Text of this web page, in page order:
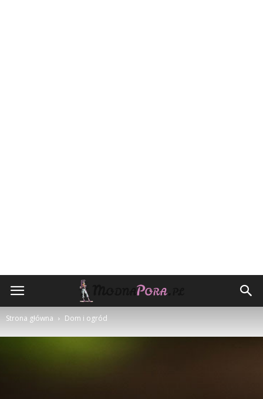
ModnaPora.pl
Strona główna Dom i ogród